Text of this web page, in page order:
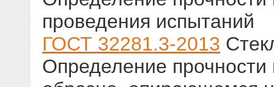
проведения испытаний
ГОСТ 32281.3-2013
Определение